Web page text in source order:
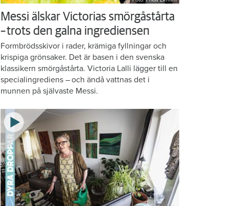
Messi älskar Victorias smörgåstårta
– trots den galna ingrediensen
Formbrödsskivor i rader, krämiga fyllningar och
krispiga grönsaker. Det är basen i den svenska
klassikern smörgåstårta. Victoria Lalli lägger till en
specialingrediens – och ändå vattnas det i
munnen på självaste Messi.